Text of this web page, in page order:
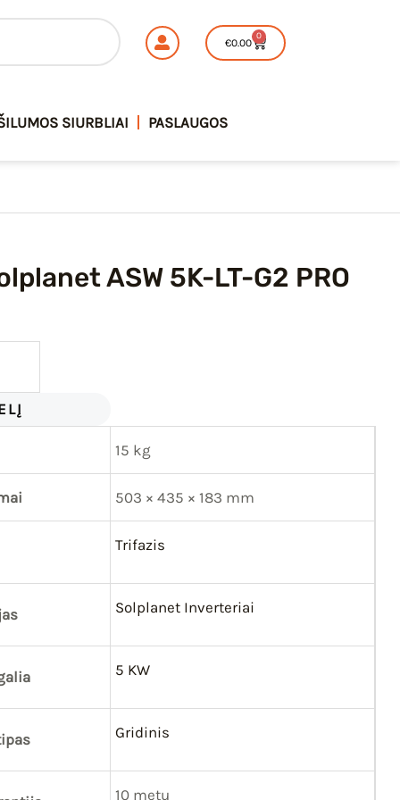
€0.00
0
Cart
SIURBLIAI PASLAUGOS
ASW 5K-LT-G2 PRO
15 kg
503 × 435 × 183 mm
Trifazis
Solplanet Inverteriai
5 KW
Gridinis
10 metų
Solplanet
G2